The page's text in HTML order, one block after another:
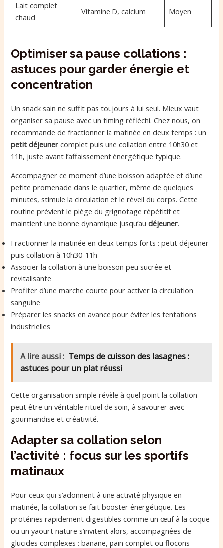
Lait complet
chaud
Vitamine D, calcium Moyen
Optimiser sa pause collations :
astuces pour garder énergie et
concentration
Un snack sain ne suffit pas toujours à lui seul. Mieux vaut
organiser sa pause avec un timing réfléchi. Chez nous, on
recommande de fractionner la matinée en deux temps : un
petit déjeuner complet puis une collation entre 10h30 et
11h, juste avant l’affaissement énergétique typique.
Accompagner ce moment d’une boisson adaptée et d’une
petite promenade dans le quartier, même de quelques
minutes, stimule la circulation et le réveil du corps. Cette
routine prévient le piège du grignotage répétitif et
maintient une bonne dynamique jusqu’audéjeuner.
Fractionner la matinée en deux temps forts : petit déjeuner
puis collation à 10h30-11h
Associer la collation à une boisson peu sucrée et
revitalisante
Profiter d’une marche courte pour activer la circulation
sanguine
Préparer les snacks en avance pour éviter les tentations
industrielles
A lire aussi : Temps de cuisson des lasagnes :
astuces pour un plat réussi
Cette organisation simple révèle à quel point la collation
peut être un véritable rituel de soin, à savourer avec
gourmandise et créativité.
Adapter sa collation selon
l’activité : focus sur les sportifs
matinaux
Pour ceux qui s’adonnent à une activité physique en
matinée, la collation se fait booster énergétique. Les
protéines rapidement digestibles comme un œuf à la coque
ou un yaourt nature s’invitent alors, accompagnées de
glucides complexes : banane, pain complet ou flocons